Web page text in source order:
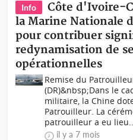
Info
Côte d'Ivoire-
la Marine Nationale
pour contribuer
redynamisation de
opérationnelles
Remise du
(DR)&nbsp;Dans le
militaire, la Chine
Patrouilleur. La
patrouilleur a eu
il y a 7 mois